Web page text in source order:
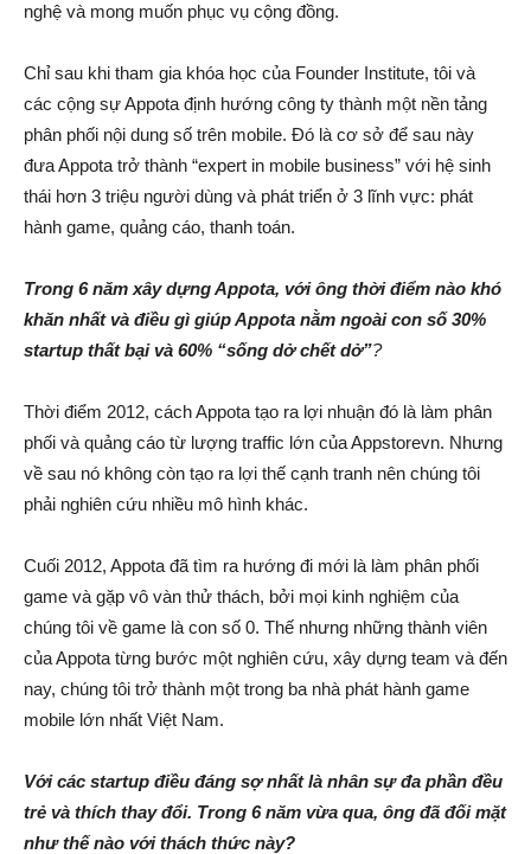
nghệ và mong muốn phục vụ cộng đồng.
Chỉ sau khi tham gia khóa học của Founder Institute, tôi và
các cộng sự Appota định hướng công ty thành một nền tảng
phân phối nội dung số trên mobile. Đó là cơ sở để sau này
đưa Appota trở thành “expert in mobile business” với hệ sinh
thái hơn 3 triệu người dùng và phát triển ở 3 lĩnh vực: phát
hành game, quảng cáo, thanh toán.
Trong 6 năm xây dựng Appota, với ông thời điểm nào khó
khăn nhất và điều gì giúp Appota nằm ngoài con số 30%
startup thất bại và 60% “sống dở chết dở”?
Thời điểm 2012, cách Appota tạo ra lợi nhuận đó là làm phân
phối và quảng cáo từ lượng traffic lớn của Appstorevn. Nhưng
về sau nó không còn tạo ra lợi thế cạnh tranh nên chúng tôi
phải nghiên cứu nhiều mô hình khác.
Cuối 2012, Appota đã tìm ra hướng đi mới là làm phân phối
game và gặp vô vàn thử thách, bởi mọi kinh nghiệm của
chúng tôi về game là con số 0. Thế nhưng những thành viên
của Appota từng bước một nghiên cứu, xây dựng team và đến
nay, chúng tôi trở thành một trong ba nhà phát hành game
mobile lớn nhất Việt Nam.
Với các startup điều đáng sợ nhất là nhân sự đa phần đều
trẻ và thích thay đổi. Trong 6 năm vừa qua, ông đã đối mặt
như thế nào với thách thức này?